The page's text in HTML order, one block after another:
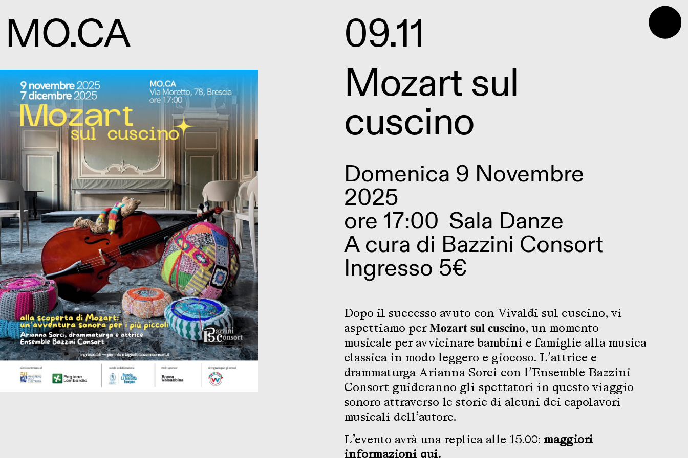
⬤
MO.CA
09.11
Mozart sul
cuscino
Domenica 9 Novembre
2025
ore 17:00 Sala Danze
A cura di Bazzini Consort
Ingresso 5€
Dopo il successo avuto con Vivaldi sul cuscino, vi
aspettiamo per 𝐌𝐨𝐳𝐚𝐫𝐭 𝐬𝐮𝐥 𝐜𝐮𝐬𝐜𝐢𝐧𝐨, un momento
musicale per avvicinare bambini e famiglie alla musica
classica in modo leggero e giocoso. L’attrice e
drammaturga Arianna Sorci con l’Ensemble Bazzini
Consort guideranno gli spettatori in questo viaggio
sonoro attraverso le storie di alcuni dei capolavori
musicali dell’autore.
L’evento avrà una replica alle 15.00: maggiori
informazioni qui.